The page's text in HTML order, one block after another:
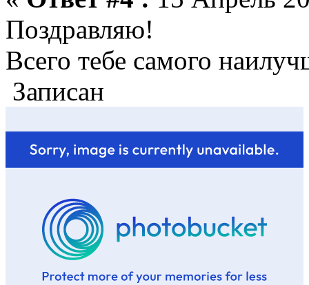
Поздравляю!
Всего тебе самого
Записан